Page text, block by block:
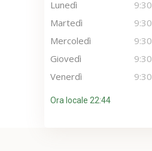
Lunedì 9:30
Martedì
9:30
Mercoledì
9:30
Giovedì
9:30
Venerdì
9:30
Ora locale 22:44